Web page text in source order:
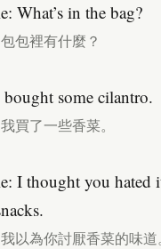
What’s in the bag?
包裡有什麼？
some cilantro.
買了一些香菜。
I thought you hated
以為你討厭香菜的味道